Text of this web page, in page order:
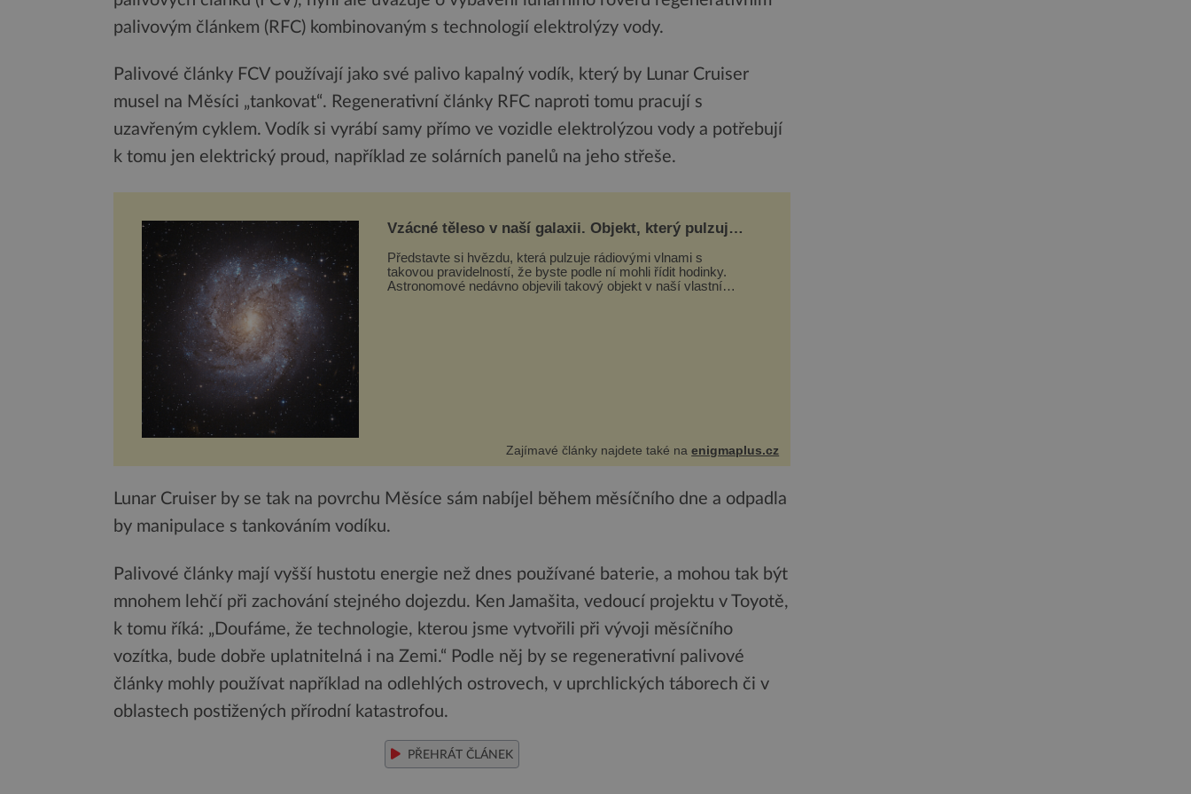
palivovým článkem (RFC) kombinovaným s technologií elektrolýzy vody.
Palivové články FCV používají jako své palivo kapalný vodík, který by Lunar Cruiser
musel na Měsíci „tankovat“. Regenerativní články RFC naproti tomu pracují s
uzavřeným cyklem. Vodík si vyrábí samy přímo ve vozidle elektrolýzou vody a potřebují
k tomu jen elektrický proud, například ze solárních panelů na jeho střeše.
Vzácné těleso v naší galaxii. Objekt, který pulzuje
Představte si hvězdu, která pulzuje rádiovými vlnami s
takovou pravidelností, že byste podle ní mohli řídit hodinky.
Astronomové nedávno objevili takový objekt v naší vlastní
Zajímavé články najdete také naenigmaplus.cz
Lunar Cruiser by se tak na povrchu Měsíce sám nabíjel během měsíčního dne a odpadla
by manipulace s tankováním vodíku.
Palivové články mají vyšší hustotu energie než dnes používané baterie, a mohou tak být
mnohem lehčí při zachování stejného dojezdu. Ken Jamašita, vedoucí projektu v Toyotě,
k tomu říká: „Doufáme, že technologie, kterou jsme vytvořili při vývoji měsíčního
vozítka, bude dobře uplatnitelná i na Zemi.“ Podle něj by se regenerativní palivové
články mohly používat například na odlehlých ostrovech, v uprchlických táborech či v
oblastech postižených přírodní katastrofou.
PŘEHRÁT ČLÁNEK